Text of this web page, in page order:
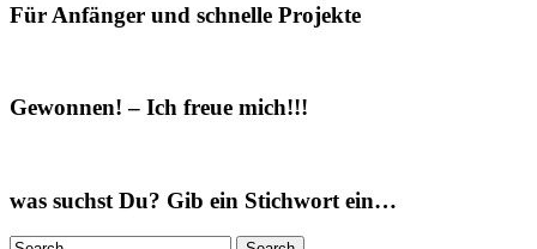
Für Anfänger und schnelle Projekte
Gewonnen! – Ich freue mich!!!
was suchst Du? Gib ein Stichwort ein…